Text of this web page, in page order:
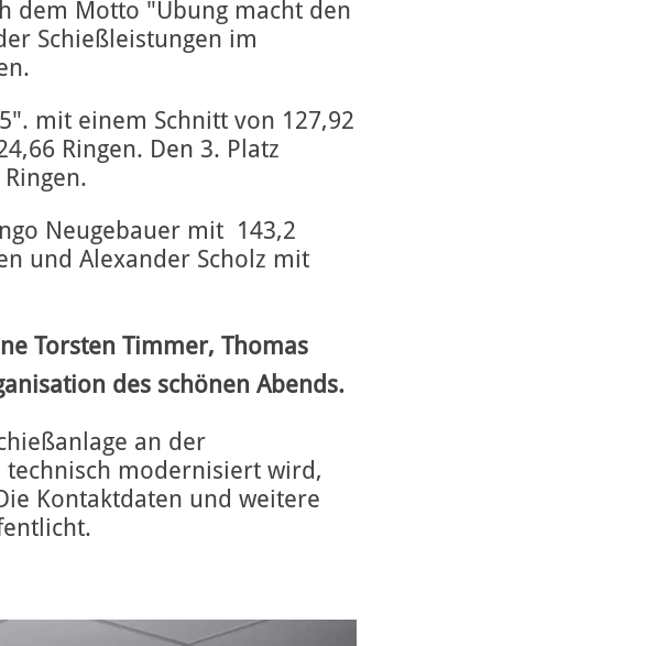
dem Motto "Übung macht den
Schießleistungen im
mit einem Schnitt von 127,92
Ringen. Den 3. Platz
Neugebauer mit 143,2
und Alexander Scholz mit
Torsten Timmer, Thomas
des schönen Abends.
an der
modernisiert wird,
Kontaktdaten und weitere